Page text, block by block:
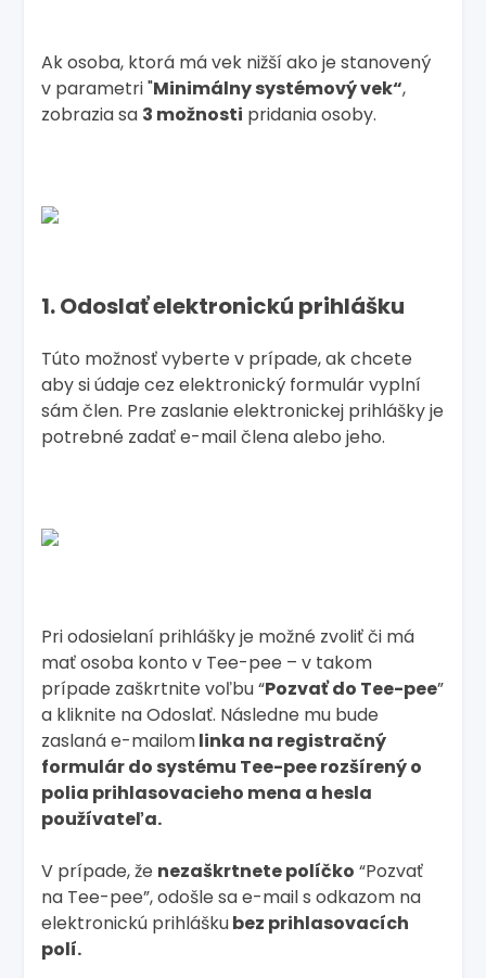
Ak osoba, ktorá má vek nižší ako je stanovený
v parametri "Minimálny systémový vek“,
zobrazia sa 3 možnosti pridania osoby.
1. Odoslať elektronickú prihlášku
Túto možnosť vyberte v prípade, ak chcete
aby si údaje cez elektronický formulár vyplní
sám člen. Pre zaslanie elektronickej prihlášky je
potrebné zadať e-mail člena alebo jeho.
Pri odosielaní prihlášky je možné zvoliť či má
mať osoba konto v Tee-pee – v takom
prípade zaškrtnite voľbu “Pozvať do Tee-pee”
a kliknite na Odoslať. Následne mu bude
zaslaná e-mailomlinka na registračný
formulár do systému Tee-pee rozšírený o
polia prihlasovacieho mena a hesla
používateľa.
V prípade, že nezaškrtnete políčko “Pozvať
na Tee-pee”, odošle sa e-mail s odkazom na
elektronickú prihláškubez prihlasovacích
polí.